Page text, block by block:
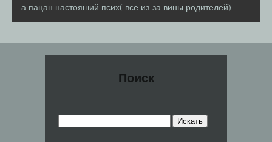
а пацан настояший псих( все из-за вины родителей)
Поиск